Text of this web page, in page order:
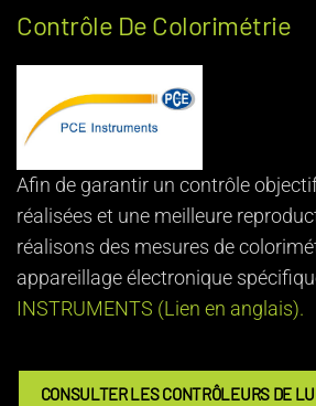
Contrôle De Colorimétrie
Afin de garantir un contrôle
réalisées et une meilleure
réalisons des mesures de
appareillage électronique
INSTRUMENTS (Lien en anglais).
CONSULTER LES CONTRÔLEURS DE